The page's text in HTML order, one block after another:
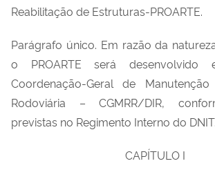
Reabilitação de Estruturas-PROARTE.
Parágrafo único. Em razão da
o PROARTE será
Coordenação-Geral de
Rodoviária – CGMRR/DIR,
previstas no Regimento Interno do DNIT.
CAPÍTULO I